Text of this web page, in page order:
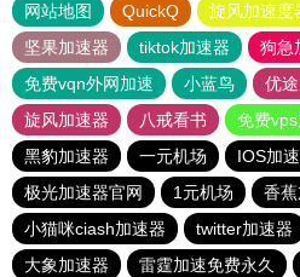
网站地图 QuickQ 旋风加速度
坚果加速器
tiktok加速器
狗急
免费vqn外网加速
小蓝鸟 优
旋风加速器
八戒看书
免费
黑豹加速器
一元机场 IOS加
极光加速器官网
1元机场 香
小猫咪ciash加速器
twitter加速器
大象加速器
雷霆加速免费永久